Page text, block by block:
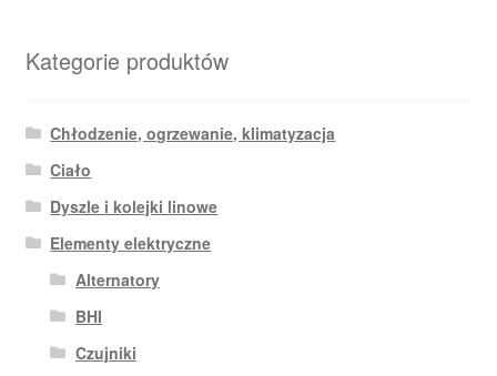
Kategorie produktów
Chłodzenie, ogrzewanie, klimatyzacja
Ciało
Dyszle i kolejki linowe
Elementy elektryczne
Alternatory
BHI
Czujniki